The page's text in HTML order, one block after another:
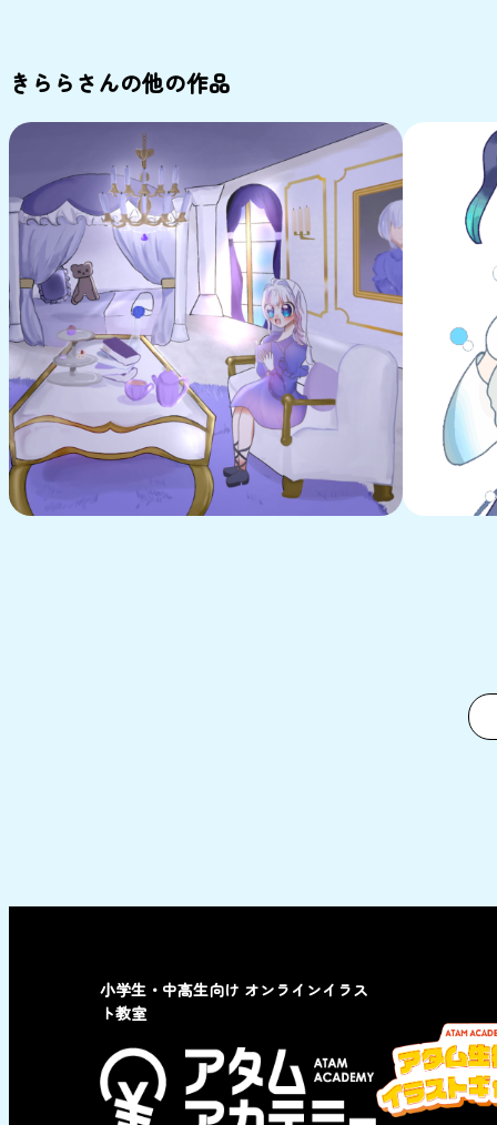
きららさんの他の作品
小学生・中高生向け オンラインイラス
ト教室